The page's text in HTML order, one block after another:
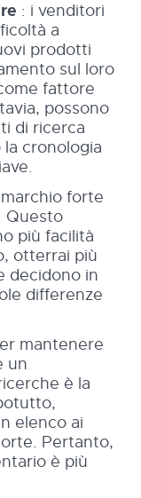
: i venditori
a
prodotti
sul loro
fattore
possono
di ricerca
cronologia
forte
Questo
più facilità
otterrai più
decidono in
differenze
mantenere
un
è la
elenco ai
Pertanto,
è più